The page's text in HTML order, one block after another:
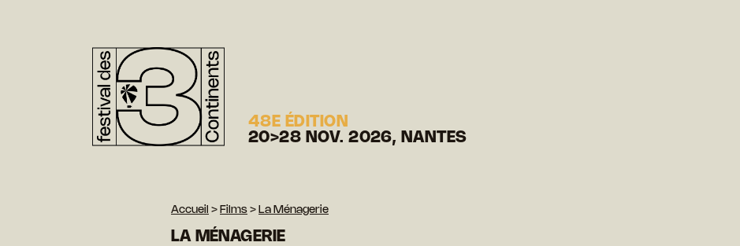
48E ÉDITION
20>28 NOV. 2026, NANTES
Accueil > Films > La Ménagerie
LA MÉNAGERIE